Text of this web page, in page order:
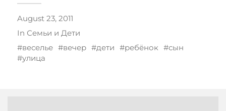
August 23, 2011
In Семьи и Дети
веселье
вечер дети ребёнок
сын
улица